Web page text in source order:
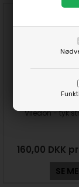
Viledon - tyk
160,00 DKK
SE